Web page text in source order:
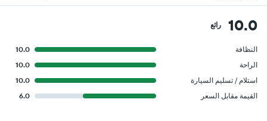
10.0 رائع
النظافة
10.0
الراحة
10.0
استلام / تسليم السيارة
10.0
القيمة مقابل السعر
6.0